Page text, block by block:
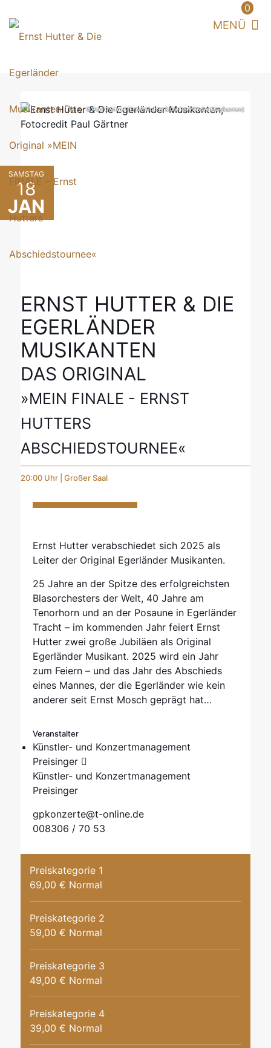
0
SAMSTAG
18
JAN
© Paul Gärtner (Ernst Hutter & Die Egerländer Musikanten)
ERNST HUTTER & DIE
EGERLÄNDER
MUSIKANTEN
DAS ORIGINAL
»MEIN FINALE - ERNST
HUTTERS
ABSCHIEDSTOURNEE«
20:00 Uhr | Großer Saal
Ernst Hutter verabschiedet sich 2025 als
Leiter der Original Egerländer Musikanten.
25 Jahre an der Spitze des erfolgreichsten
Blasorchesters der Welt, 40 Jahre am
Tenorhorn und an der Posaune in Egerländer
Tracht – im kommenden Jahr feiert Ernst
Hutter zwei große Jubiläen als Original
Egerländer Musikant. 2025 wird ein Jahr
zum Feiern – und das Jahr des Abschieds
eines Mannes, der die Egerländer wie kein
anderer seit Ernst Mosch geprägt hat…
Veranstalter
Künstler- und Konzertmanagement
Preisinger
Künstler- und Konzertmanagement
Preisinger
gpkonzerte@t-online.de
008306 / 70 53
Preiskategorie 1
69,00 € Normal
Preiskategorie 2
59,00 € Normal
Preiskategorie 3
49,00 € Normal
Preiskategorie 4
39,00 € Normal